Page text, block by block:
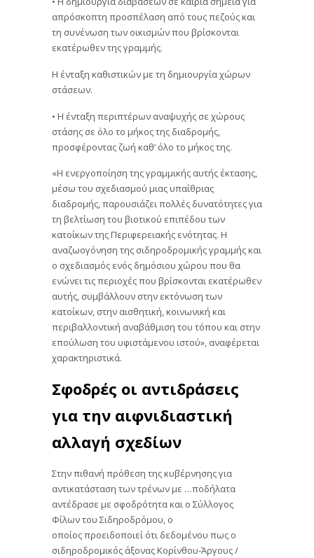
απρόσκοπτη προσπέλαση από τους πεζούς και
τη συνένωση των οικισμών που βρίσκονται
εκατέρωθεν της γραμμής.
Η ένταξη καθιστικών με τη δημιουργία χώρων
στάσεων.
• Η ένταξη περιπτέρων αναψυχής σε χώρους
στάσης σε όλο το μήκος της διαδρομής,
προσφέροντας ζωή καθ’ όλο το μήκος της.
«Η ενεργοποίηση της γραμμικής αυτής έκτασης,
μέσω του σχεδιασμού μιας υπαίθριας
διαδρομής, παρουσιάζει πολλές δυνατότητες για
τη βελτίωση του βιοτικού επιπέδου των
κατοίκων της Περιφερειακής ενότητας. Η
αναζωογόνηση της σιδηροδρομικής γραμμής και
ο σχεδιασμός ενός δημόσιου χώρου που θα
ενώνει τις περιοχές που βρίσκονται εκατέρωθεν
αυτής, συμβάλλουν στην εκτόνωση των
κατοίκων, στην αισθητική, κοινωνική και
περιβαλλοντική αναβάθμιση του τόπου και στην
επούλωση του υφιστάμενου ιστού», αναφέρεται
χαρακτηριστικά.
Σφοδρές οι αντιδράσεις
για την αιφνιδιαστική
αλλαγή σχεδίων
Στην πιθανή πρόθεση της κυβέρνησης για
αντικατάσταση των τρένων με …ποδήλατα
αντέδρασε με σφοδρότητα και ο Σύλλογος
Φίλων του Σιδηροδρόμου, ο
οποίος προειδοποιεί ότι δεδομένου πως ο
σιδηροδρομικός άξονας Κορίνθου-Άργους /